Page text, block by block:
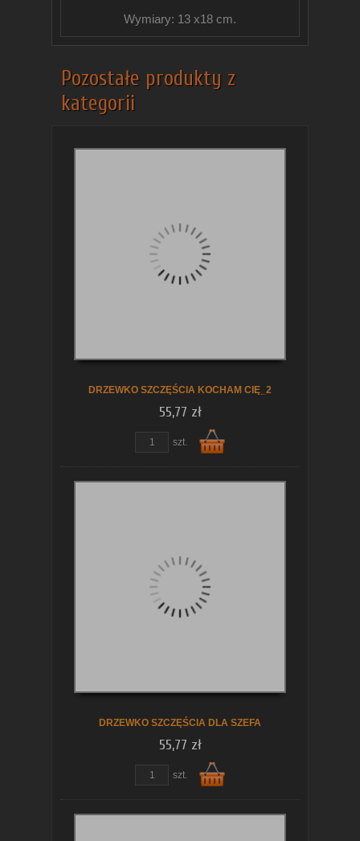
Wymiary: 13 x18 cm.
Pozostałe produkty z
kategorii
DRZEWKO SZCZĘŚCIA KOCHAM CIĘ_2
55,77 zł
szt.
DRZEWKO SZCZĘŚCIA DLA SZEFA
55,77 zł
szt.